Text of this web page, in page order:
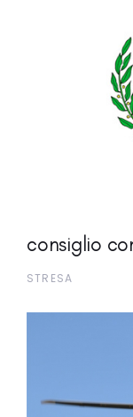
consiglio
STRESA